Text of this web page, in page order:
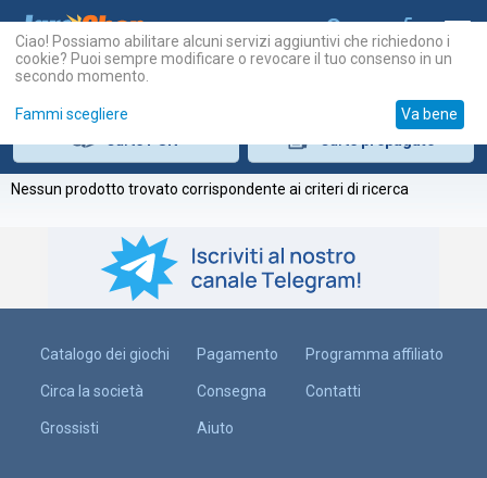
Nessun prodotto trovato corrispondente ai criteri di ricerca
Catalogo dei giochi
Circa la società
Grossisti
Pagamento
Consegna
Aiuto
Programma affiliato
Contatti
Ciao! Possiamo abilitare alcuni servizi aggiuntivi che richiedono i
cookie? Puoi sempre modificare o revocare il tuo consenso in un
secondo momento.
Fammi scegliere Va bene